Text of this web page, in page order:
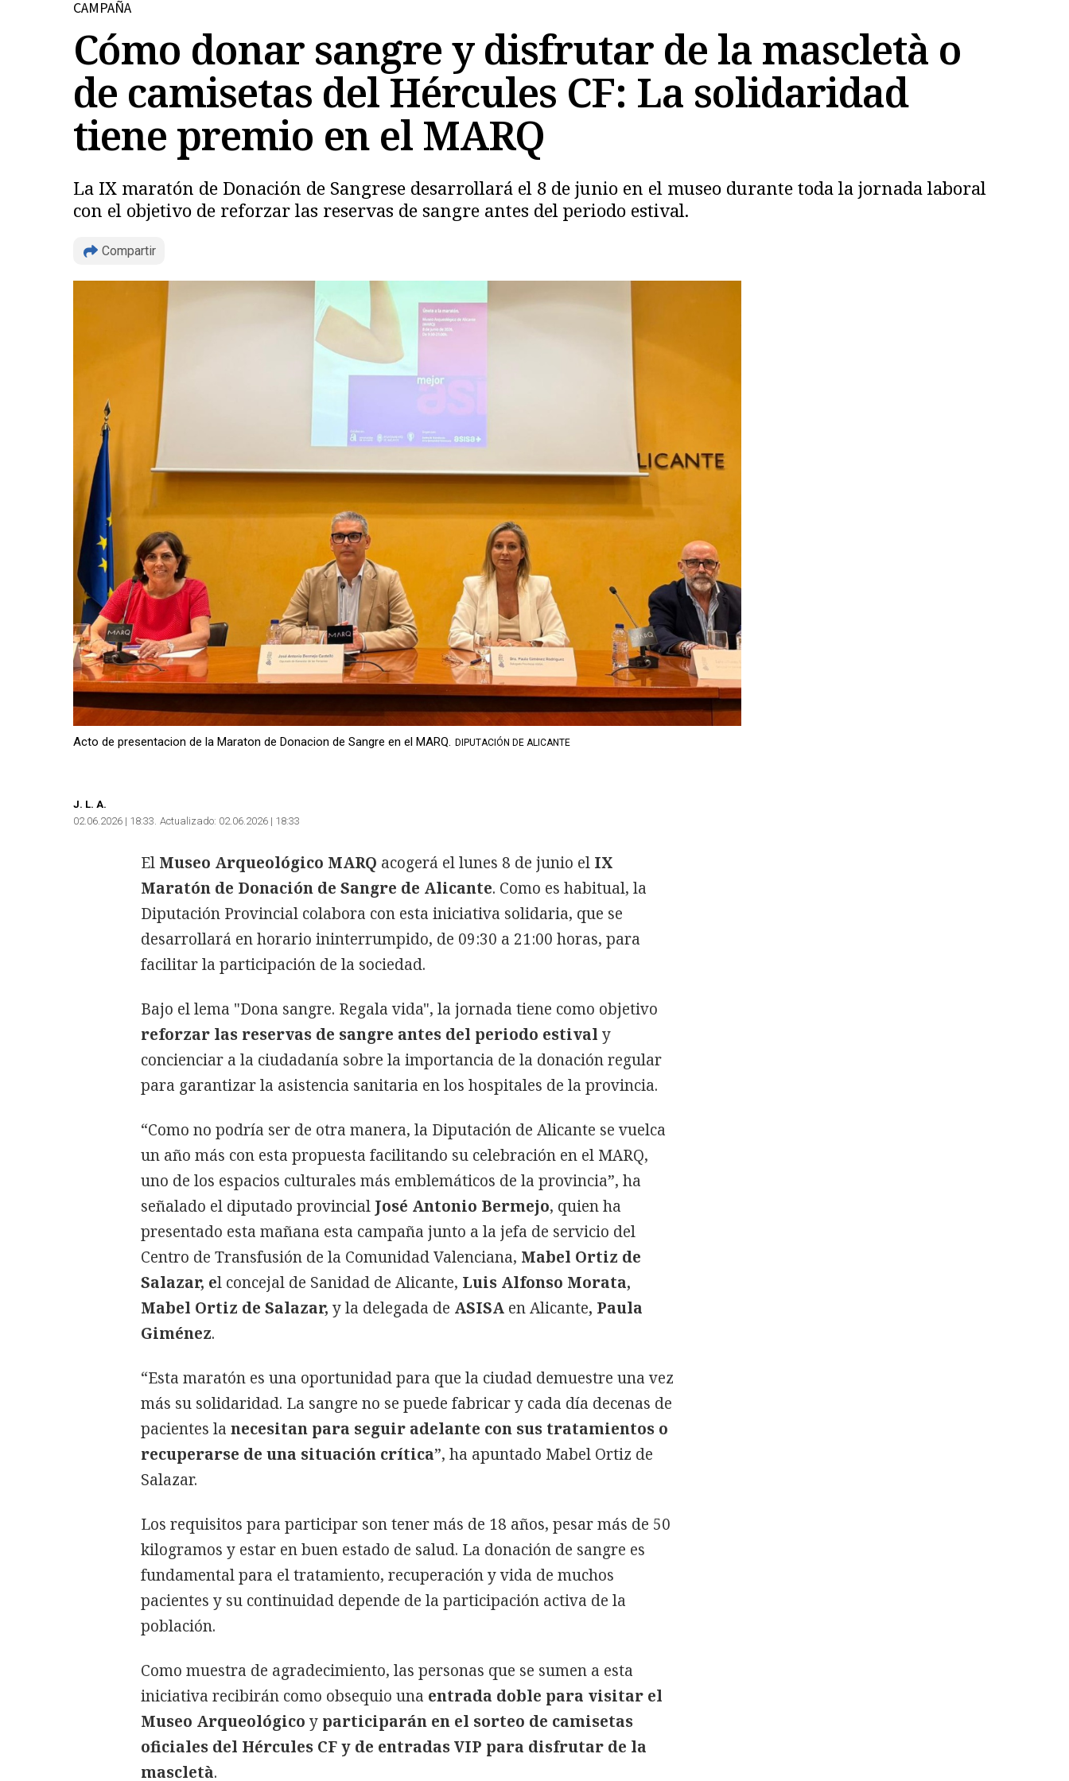
CAMPAÑA
Cómo donar sangre y disfrutar de la mascletà o
de camisetas del Hércules CF: La solidaridad
tiene premio en el MARQ
La IX maratón de Donación de Sangrese desarrollará el 8 de junio en el museo durante toda la jornada laboral
con el objetivo de reforzar las reservas de sangre antes del periodo estival.
Compartir
Copiar
Acto de presentacion de la Maraton de Donacion de Sangre en el MARQ. DIPUTACIÓN DE ALICANTE
J. L. A.
02.06.2026 | 18:33 Actualizado: 02.06.2026 | 18:33
El Museo Arqueológico MARQ acogerá el lunes 8 de junio el IX
Maratón de Donación de Sangre de Alicante. Como es habitual, la
Diputación Provincial colabora con esta iniciativa solidaria, que se
desarrollará en horario ininterrumpido, de 09:30 a 21:00 horas, para
facilitar la participación de la sociedad.
Bajo el lema "Dona sangre. Regala vida", la jornada tiene como objetivo
reforzar las reservas de sangre antes del periodo estival y
concienciar a la ciudadanía sobre la importancia de la donación regular
para garantizar la asistencia sanitaria en los hospitales de la provincia.
“Como no podría ser de otra manera, la Diputación de Alicante se vuelca
un año más con esta propuesta facilitando su celebración en el MARQ,
uno de los espacios culturales más emblemáticos de la provincia”, ha
señalado el diputado provincial José Antonio Bermejo, quien ha
presentado esta mañana esta campaña junto a la jefa de servicio del
Centro de Transfusión de la Comunidad Valenciana, Mabel Ortiz de
Salazar, el concejal de Sanidad de Alicante, Luis Alfonso Morata,
Mabel Ortiz de Salazar, y la delegada de ASISA en Alicante, Paula
Giménez.
“Esta maratón es una oportunidad para que la ciudad demuestre una vez
más su solidaridad. La sangre no se puede fabricar y cada día decenas de
pacientes la necesitan para seguir adelante con sus tratamientos o
recuperarse de una situación crítica”, ha apuntado Mabel Ortiz de
Salazar.
Los requisitos para participar son tener más de 18 años, pesar más de 50
kilogramos y estar en buen estado de salud. La donación de sangre es
fundamental para el tratamiento, recuperación y vida de muchos
pacientes y su continuidad depende de la participación activa de la
población.
Como muestra de agradecimiento, las personas que se sumen a esta
iniciativa recibirán como obsequio una entrada doble para visitar el
Museo Arqueológico y participarán en el sorteo de camisetas
oficiales del Hércules CF y de entradas VIP para disfrutar de la
mascletà.